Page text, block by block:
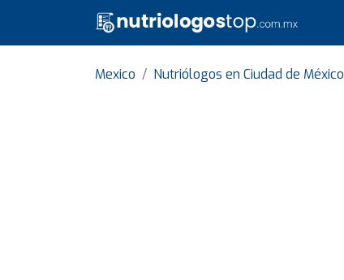
Mexico Nutriólogos en Ciudad de México